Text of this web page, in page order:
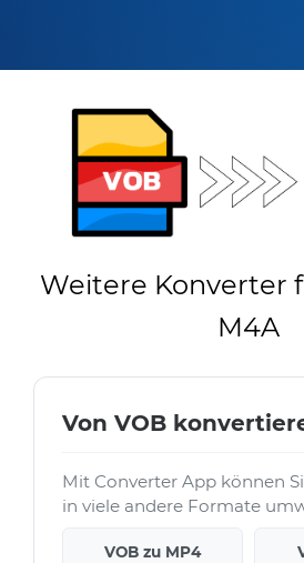
Weitere Konverter
M4A
Von VOB
Mit Converter App können
in viele andere Formate
VOB zu MP4